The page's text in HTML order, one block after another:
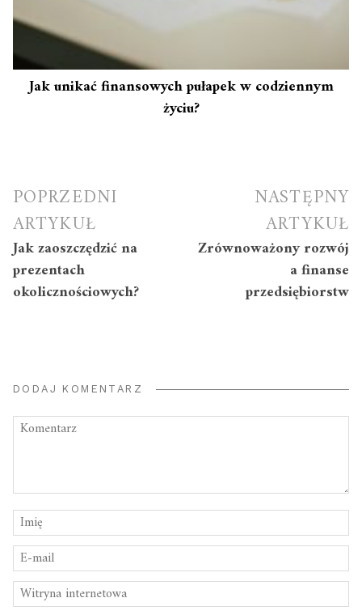
Jak unikać finansowych pułapek w codziennym
życiu?
Nawigacja
wpisu
POPRZEDNI
ARTYKUŁ
Jak zaoszczędzić na
prezentach
okolicznościowych?
NASTĘPNY
ARTYKUŁ
Zrównoważony rozwój
a finanse
przedsiębiorstw
DODAJ KOMENTARZ